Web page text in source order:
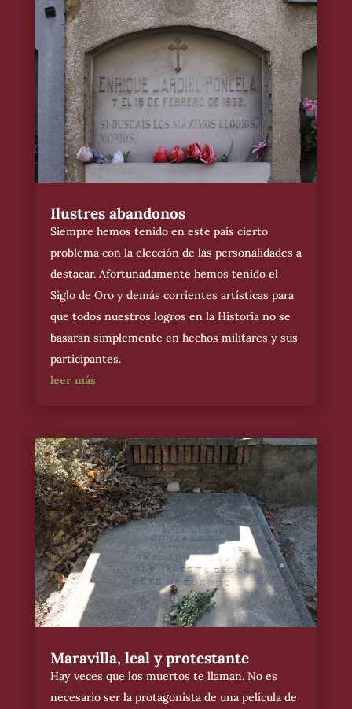
Ilustres abandonos
Siempre hemos tenido en este país cierto
problema con la elección de las personalidades a
destacar. Afortunadamente hemos tenido el
Siglo de Oro y demás corrientes artísticas para
que todos nuestros logros en la Historia no se
basaran simplemente en hechos militares y sus
participantes.
leer más
Maravilla, leal y protestante
Hay veces que los muertos te llaman. No es
necesario ser la protagonista de una película de